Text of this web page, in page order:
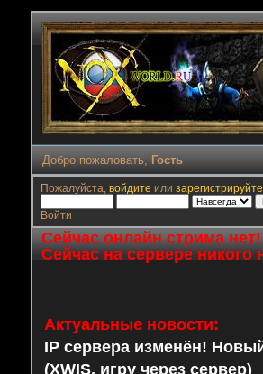
Добро пожаловать, Гость
Пожалуйста, войдите или
Войти
Сейчас онлайн стрима нет!
Сейчас на сервере никого
Актуальные новости:
IP сервера изменён!
(XWIS, игру через сервер)